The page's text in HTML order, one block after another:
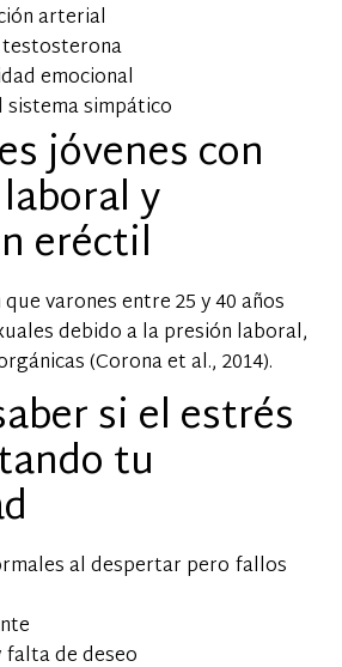
arterial
emocional
sistema simpático
jóvenes con
y
eréctil
varones entre 25 y 40 años
debido a la presión laboral,
(Corona et al., 2014).
si el estrés
tu
al despertar pero fallos
de deseo